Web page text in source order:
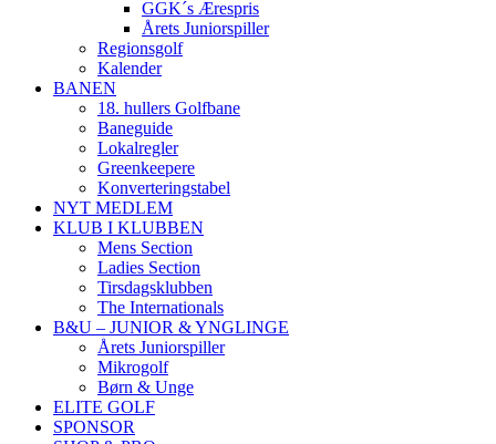
GGK´s Ærespris
Årets Juniorspiller
Regionsgolf
Kalender
BANEN
18. hullers Golfbane
Baneguide
Lokalregler
Greenkeepere
Konverteringstabel
NYT MEDLEM
KLUB I KLUBBEN
Mens Section
Ladies Section
Tirsdagsklubben
The Internationals
B&U – JUNIOR & YNGLINGE
Årets Juniorspiller
Mikrogolf
Børn & Unge
ELITE GOLF
SPONSOR